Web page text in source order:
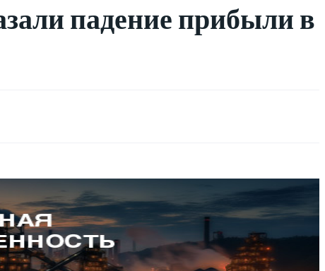
падение прибыли в